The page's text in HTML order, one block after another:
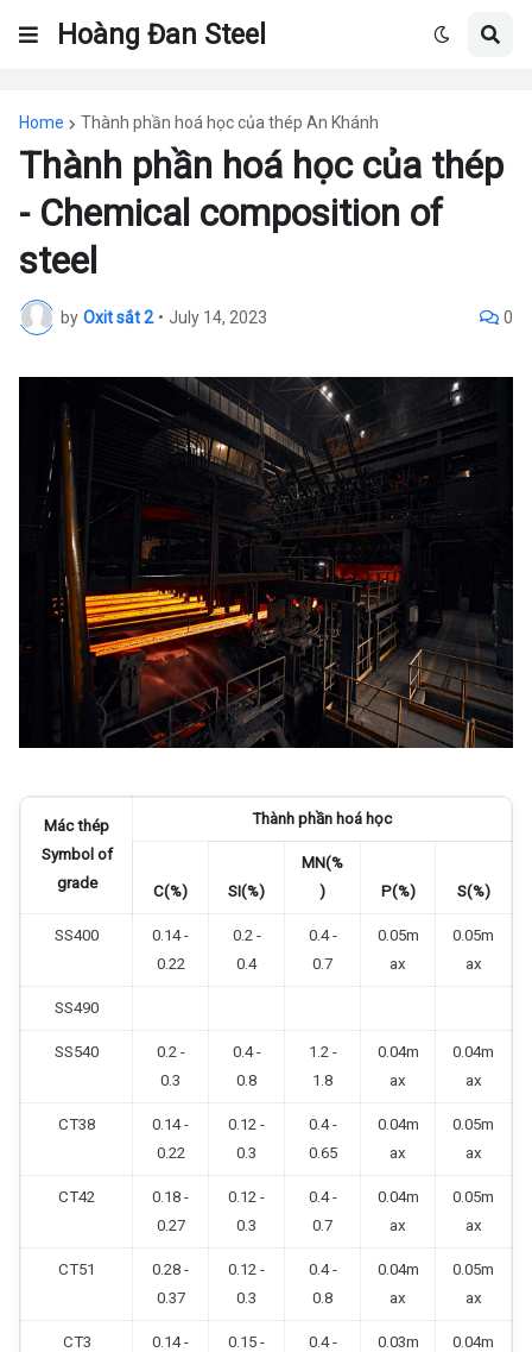
Hoàng Đan Steel
Home Thành phần hoá học của thép An Khánh
Thành phần hoá học của thép
- Chemical composition of
steel
by Oxit sắt 2 • July 14, 2023 0
Mác thép
Symbol of
grade
Thành phần hoá học
C(%) SI(%)
MN(%
)
P(%) S(%)
SS400
0.14 -
0.22
0.2 -
0.4
0.4 -
0.7
0.05m
ax
0.05m
ax
SS490
SS540
0.2 -
0.3
0.4 -
0.8
1.2 -
1.8
0.04m
ax
0.04m
ax
CT38
0.14 -
0.22
0.12 -
0.3
0.4 -
0.65
0.04m
ax
0.05m
ax
CT42
0.18 -
0.27
0.12 -
0.3
0.4 -
0.7
0.04m
ax
0.05m
ax
CT51
0.28 -
0.37
0.12 -
0.3
0.4 -
0.8
0.04m
ax
0.05m
ax
CT3
0.14 -
0.15 -
0.4 -
0.03m
0.04m